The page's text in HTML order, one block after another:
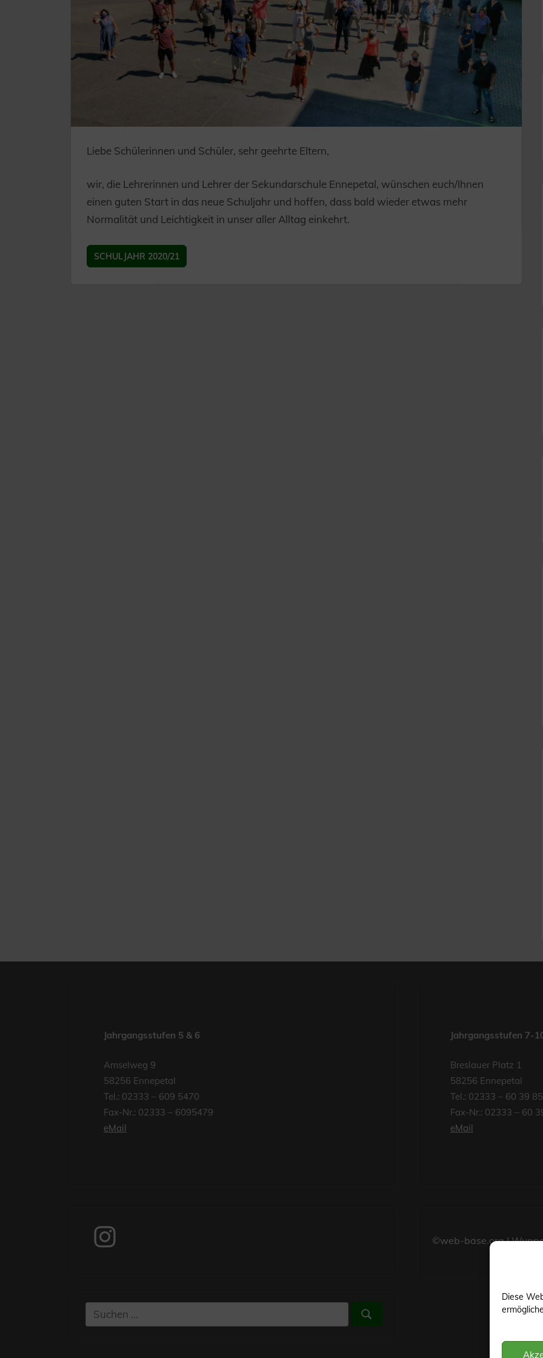
Diese
Liebe Schülerinnen und Schüler, sehr geehrte Eltern,
wir, die Lehrerinnen und Lehrer der Sekundarschule Ennepetal, wünschen euch/Ihnen
einen guten Start in das neue Schuljahr und hoffen, dass bald wieder etwas mehr
Normalität und Leichtigkeit in unser aller Alltag einkehrt.
SCHULJAHR 2020/21
Jahrgangsstufen 5 & 6
Amselweg 9
58256 Ennepetal
Tel.: 02333 – 609 5470
Fax-Nr.: 02333 – 6095479
eMail
Instagram
Suchen
nach:
Suchen
Jahrgangsstufen 7-
Breslauer Platz 1
58256 Ennepetal
Tel.: 02333 – 60 39
Fax-Nr.: 02333 – 60
eMail
©web-base.org |